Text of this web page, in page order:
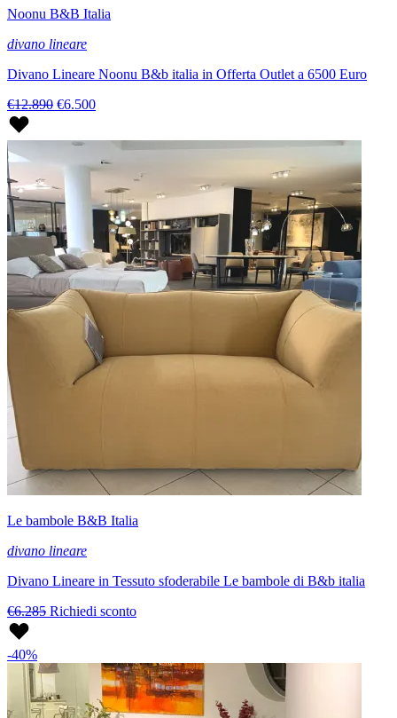
Noonu B&B Italia
divano lineare
Divano Lineare Noonu B&b italia in Offerta Outlet a 6500 Euro
€12.890 €6.500
Le bambole B&B Italia
divano lineare
Divano Lineare in Tessuto sfoderabile Le bambole di B&b italia
€6.285 Richiedi sconto
-40%